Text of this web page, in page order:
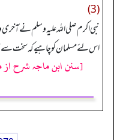
(3)
نبی اکرم صلی اللہ علیہ وسلم نے آخری
اس لئے مسلمان کو چاہیے کہ سخت
[سنن ابن ماجہ شرح از